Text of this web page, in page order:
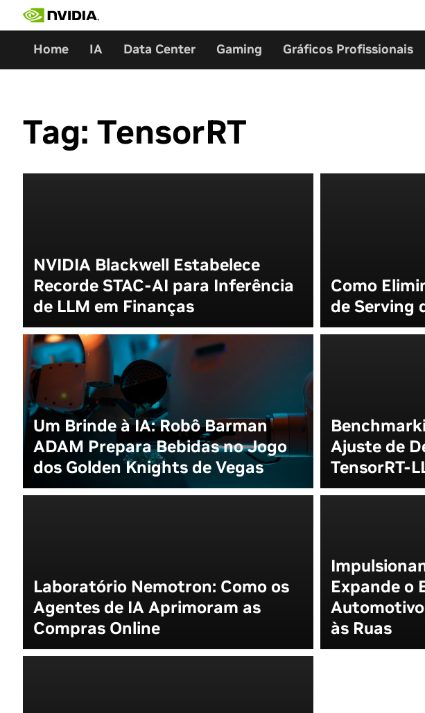
Home IA Data Center Gaming Gráficos Profissionais
Tag: TensorRT
NVIDIA Blackwell Estabelece
Recorde STAC-AI para Inferência
de LLM em Finanças
Como
de Serving
Um Brinde à IA: Robô Barman
ADAM Prepara Bebidas no Jogo
dos Golden Knights de Vegas
Ajuste de
TensorRT-
Laboratório Nemotron: Como os
Agentes de IA Aprimoram as
Compras Online
Expande o
Automotivo
às Ruas